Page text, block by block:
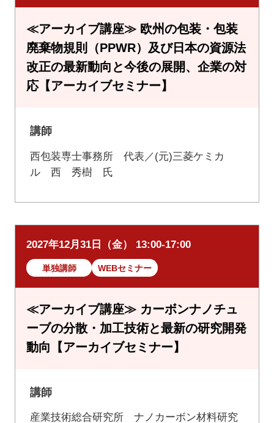
≪アーカイブ講座≫ 欧州の包装・包装
廃棄物規則（PPWR）及び日本の資源法
改正の最新動向と今後の展開、企業の対
応【アーカイブセミナー】
講師
西包装専士事務所 代表／(元)三菱ケミカ
ル 西 秀樹 氏
2027年12月31日（金） 13:00-17:00
単独講師 WEBセミナー
≪アーカイブ講座≫ カーボンナノチュ
ーブの分散・加工技術と最新の研究開発
動向【アーカイブセミナー】
講師
産業技術総合研究所 ナノカーボン材料研究